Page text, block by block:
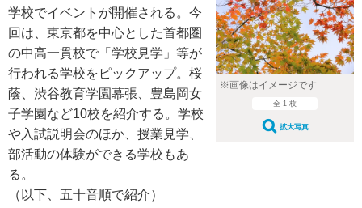
※画像はイメージです
全 1 枚
拡大写真
学校でイベントが開催される。今
回は、東京都を中心とした首都圏
の中高一貫校で「学校見学」等が
行われる学校をピックアップ。桜
蔭、渋谷教育学園幕張、豊島岡女
子学園など10校を紹介する。学校
や入試説明会のほか、授業見学、
部活動の体験ができる学校もあ
る。
（以下、五十音順で紹介）